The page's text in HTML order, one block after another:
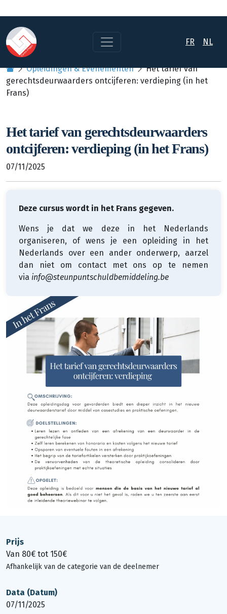
FR NL
Opleidingen & Evenementen
Het tarief van
gerechtsdeurwaarders ontcijferen: verdieping (in het
Frans)
Het tarief van gerechtsdeurwaarders
ontcijferen: verdieping (in het Frans)
07/11/2025
Deze cursus wordt in het Frans gegeven.
Wens je dat we deze in het Nederlands
organiseren, of wens je een opleiding in het
Nederlands over een ander onderwerp, aarzel
dan niet om contact met ons op te nemen
via info@steunpuntschuldbemiddeling.be
Prijs
Van 80€ tot 150€
Afhankelijk van de categorie van de deelnemer
Data (Datum)
07/11/2025